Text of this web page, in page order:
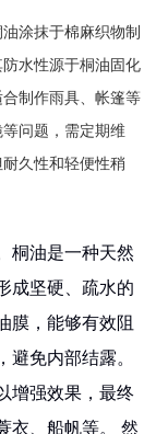
涂抹于棉麻织物制
水性源于桐油固化
制作雨具、帐篷等
问题，需定期维
久性和轻便性稍
桐油是一种天然
成坚硬、疏水的
膜，能够有效阻
免内部结露。
增强效果，最终
衣、船帆等。 然